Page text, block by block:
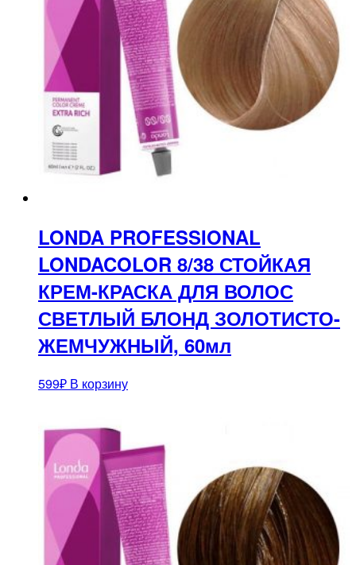
LONDA PROFESSIONAL
LONDACOLOR 8/38 СТОЙКАЯ
КРЕМ-КРАСКА ДЛЯ ВОЛОС
СВЕТЛЫЙ БЛОНД ЗОЛОТИСТО-
ЖЕМЧУЖНЫЙ, 60мл
599₽ В корзину